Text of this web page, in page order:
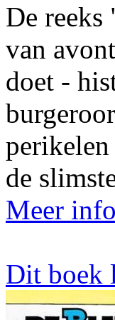
De reeks
van
doet -
de
Meer
Dit boek